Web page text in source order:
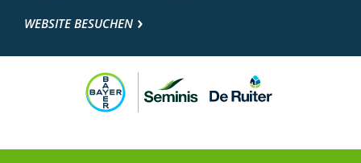
WEBSITE BESUCHEN